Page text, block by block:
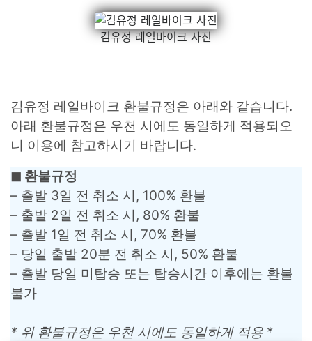
김유정 레일바이크 사진
김유정 레일바이크 환불규정은 아래와 같습니다.
아래 환불규정은 우천 시에도 동일하게 적용되오
니 이용에 참고하시기 바랍니다.
◼︎ 환불규정
– 출발 3일 전 취소 시, 100% 환불
– 출발 2일 전 취소 시, 80% 환불
– 출발 1일 전 취소 시, 70% 환불
– 당일 출발 20분 전 취소 시, 50% 환불
– 출발 당일 미탑승 또는 탑승시간 이후에는 환불
불가
* 위 환불규정은 우천 시에도 동일하게 적용 *